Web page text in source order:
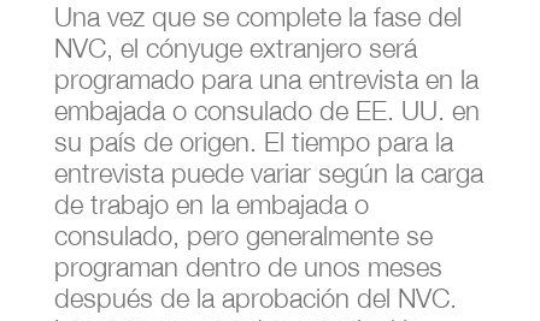
Una vez que se complete la fase del
NVC, el cónyuge extranjero será
programado para una entrevista en la
embajada o consulado de EE. UU. en
su país de origen. El tiempo para la
entrevista puede variar según la carga
de trabajo en la embajada o
consulado, pero generalmente se
programan dentro de unos meses
después de la aprobación del NVC.